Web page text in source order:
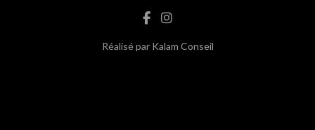
Réalisé par Kalam Conseil